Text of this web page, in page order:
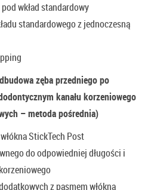
wkład standardowy
standardowego z jednoczesną
zęba przedniego po
kanału korzeniowego
– metoda pośrednia)
StickTech Post
do odpowiedniej długości i
z pasmem włókna